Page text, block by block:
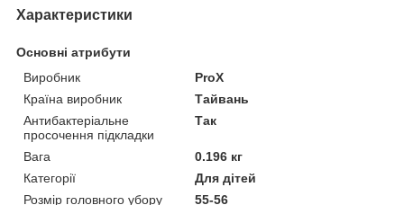
Характеристики
Основні атрибути
Виробник
ProX
Країна виробник
Тайвань
Антибактеріальне
просочення підкладки
Так
Вага
0.196 кг
Категорії
Для дітей
Розмір головного убору
55-56